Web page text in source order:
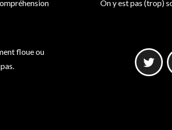
floue ou
On y est pas (trop)